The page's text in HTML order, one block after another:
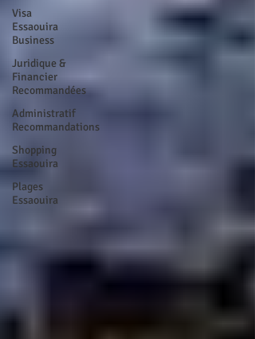
Visa
Essaouira
Business
Juridique &
Financier
Recommandées
Administratif
Recommandations
Shopping
Essaouira
Plages
Essaouira